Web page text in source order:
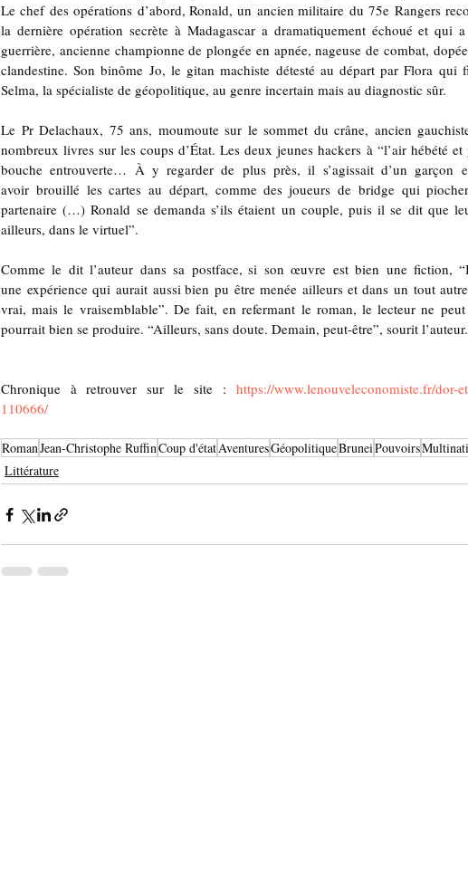
Le chef des opérations d’abord, Ronald, un ancien militaire du 75e Rangers
la dernière opération secrète à Madagascar a dramatiquement échoué et qui
guerrière, ancienne championne de plongée en apnée, nageuse de combat,
clandestine. Son binôme Jo, le gitan machiste détesté au départ par Flora qui
Selma, la spécialiste de géopolitique, au genre incertain mais au diagnostic sûr.
Le Pr Delachaux, 75 ans, moumoute sur le sommet du crâne, ancien
nombreux livres sur les coups d’État. Les deux jeunes hackers à “l’air hébété
bouche entrouverte… À y regarder de plus près, il s’agissait d’un garçon
avoir brouillé les cartes au départ, comme des joueurs de bridge qui
partenaire (…) Ronald se demanda s’ils étaient un couple, puis il se dit que
ailleurs, dans le virtuel”.
Comme le dit l’auteur dans sa postface, si son œuvre est bien une fiction,
une expérience qui aurait aussi bien pu être menée ailleurs et dans un tout
vrai, mais le vraisemblable”. De fait, en refermant le roman, le lecteur ne
pourrait bien se produire. “Ailleurs, sans doute. Demain, peut-être”, sourit l’auteur.
Chronique à retrouver sur le site : https://www.lenouveleconomiste.fr/dor-
110666/
RomanJean-Christophe RuffinCoup d'étatAventuresGéopolitiqueBruneiPouvoirs
Littérature